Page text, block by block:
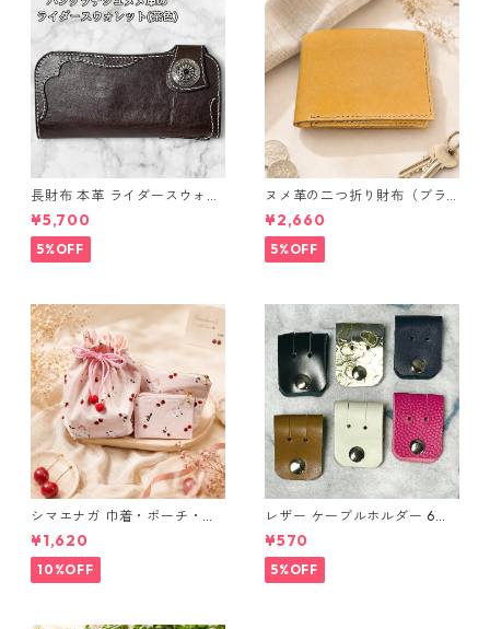
長財布 本革 ライダースウォレ
ット 国産 ヌメ革 ブラウン バ
ングラデシュ l175 レザー 革財
布 ハンドメイド 経年変化
¥5,700
5%OFF
ヌメ革の二つ折り財布（ブラ
ウン系）
¥2,660
5%OFF
シマエナガ 巾着・ポーチ・ミ
ニポーチ(カード収納にも) ３
点セット さくらんぼ柄×淡いピ
ンク
¥1,620
10%OFF
レザー ケーブルホルダー 6個
セット
¥570
5%OFF